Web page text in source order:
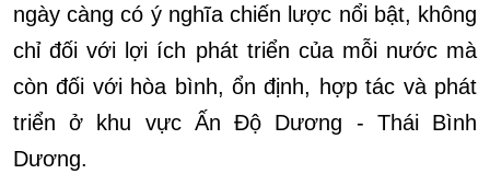
ngày càng có ý nghĩa chiến lược nổi bật, không
chỉ đối với lợi ích phát triển của mỗi nước mà
còn đối với hòa bình, ổn định, hợp tác và phát
triển ở khu vực Ấn Độ Dương - Thái Bình
Dương.